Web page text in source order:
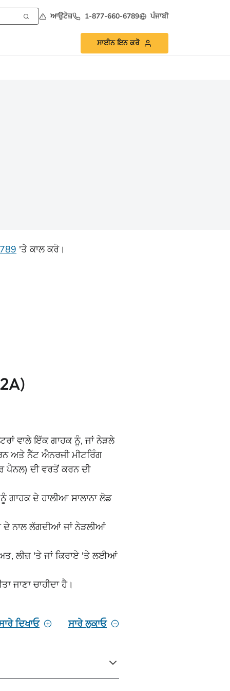
ਆਉਟੇਜ਼ 1-877-660-6789 ਪੰਜਾਬੀ
ਸਾਈਨ ਇਨ ਕਰੋ
'ਤੇ ਕਾਲ ਕਰੋ।
ਵਾਲੇ ਇੱਕ ਗਾਹਕ ਨੂੰ, ਜਾਂ ਨੇੜਲੇ
ਅਤੇ ਨੈੱਟ ਐਨਰਜੀ ਮੀਟਰਿੰਗ
ਦੀ ਵਰਤੋਂ ਕਰਨ ਦੀ
ਗਾਹਕ ਦੇ ਹਾਲੀਆ ਸਾਲਾਨਾ ਲੋਡ
ਨਾਲ ਲੱਗਦੀਆਂ ਜਾਂ ਨੇੜਲੀਆਂ
ਲੀਜ਼ 'ਤੇ ਜਾਂ ਕਿਰਾਏ 'ਤੇ ਲਈਆਂ
ਜਾਣਾ ਚਾਹੀਦਾ ਹੈ।
ਦਿਖਾਓ ਸਾਰੇ ਲੁਕਾਓ